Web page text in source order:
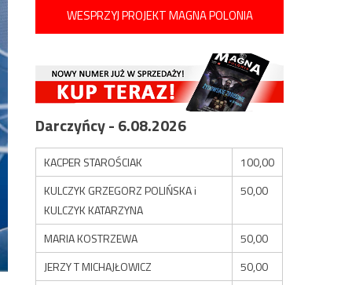
WESPRZYJ PROJEKT MAGNA POLONIA
Darczyńcy - 6.08.2026
KACPER STAROŚCIAK
100,00
KULCZYK GRZEGORZ POLIŃSKA i
KULCZYK KATARZYNA
50,00
MARIA KOSTRZEWA
50,00
JERZY T MICHAJŁOWICZ
50,00